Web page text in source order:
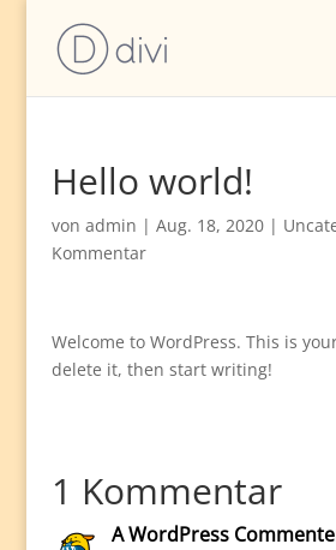
Hello world!
von admin | Aug. 18, 2020|
Kommentar
Welcome to WordPress. This is
delete it, then start writing!
1 Kommentar
A WordPress